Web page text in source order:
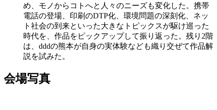
め、モノからコトへと人々のニーズも変化した。携帯
電話の登場、印刷のDTP化、環境問題の深刻化、ネッ
ト社会の到来といった大きなトピックスが駆け巡った
時代を、作品をピックアップして振り返った。残り2階
は、dddの熊本が自身の実体験なども織り交ぜて作品解
説を試みた。
会場写真